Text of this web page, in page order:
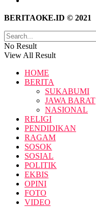
BERITAOKE.ID © 2021
No Result
View All Result
HOME
BERITA
SUKABUMI
JAWA BARAT
NASIONAL
RELIGI
PENDIDIKAN
RAGAM
SOSOK
SOSIAL
POLITIK
EKBIS
OPINI
FOTO
VIDEO